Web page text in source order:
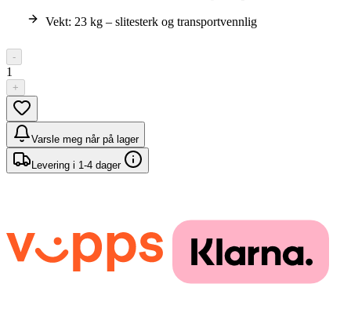
Vekt: 23 kg – slitesterk og transportvennlig
-
1
+
Varsle meg når på lager
Levering i 1-4 dager